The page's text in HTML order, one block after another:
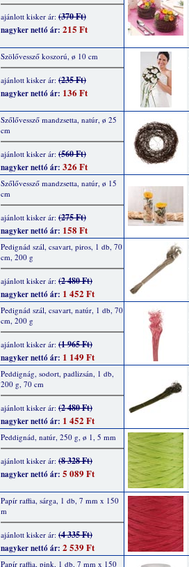
ajánlott kisker ár: (370 Ft)
nagyker nettó ár: 215 Ft
Szölővessző koszorú, ø 10 cm
ajánlott kisker ár: (235 Ft)
nagyker nettó ár: 136 Ft
Szőlővessző mandzsetta, natúr, ø 25
cm
ajánlott kisker ár: (560 Ft)
nagyker nettó ár: 326 Ft
Szőlővessző mandzsetta, natúr, ø 15
cm
ajánlott kisker ár: (275 Ft)
nagyker nettó ár: 158 Ft
Pedignád szál, csavart, piros, 1 db, 70
cm, 200 g
ajánlott kisker ár: (2 480 Ft)
nagyker nettó ár: 1 452 Ft
Pedignád szál, csavart, natúr, 1 db, 70
cm, 200 g
ajánlott kisker ár: (1 965 Ft)
nagyker nettó ár: 1 149 Ft
Peddignág, sodort, padlizsán, 1 db,
200 g, 70 cm
ajánlott kisker ár: (2 480 Ft)
nagyker nettó ár: 1 452 Ft
Peddignád, natúr, 250 g, ø 1, 5 mm
ajánlott kisker ár: (8 328 Ft)
nagyker nettó ár: 5 089 Ft
Papír raffia, sárga, 1 db, 7 mm x 150
m
ajánlott kisker ár: (4 335 Ft)
nagyker nettó ár: 2 539 Ft
Papír raffia, pink, 1 db, 7 mm x 150